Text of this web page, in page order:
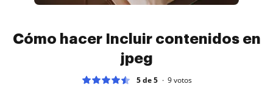
Cómo hacer Incluir contenidos en
jpeg
5 de 5 9votos